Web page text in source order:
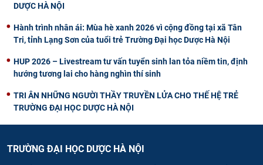
DƯỢC HÀ NỘI
Hành trình nhân ái: Mùa hè xanh 2026 vì cộng đồng tại xã Tân
Tri, tỉnh Lạng Sơn của tuổi trẻ Trường Đại học Dược Hà Nội
HUP 2026 – Livestream tư vấn tuyển sinh lan tỏa niềm tin, định
hướng tương lai cho hàng nghìn thí sinh
TRI ÂN NHỮNG NGƯỜI THẦY TRUYỀN LỬA CHO THẾ HỆ TRẺ
TRƯỜNG ĐẠI HỌC DƯỢC HÀ NỘI
TRƯỜNG ĐẠI HỌC DƯỢC HÀ NỘI